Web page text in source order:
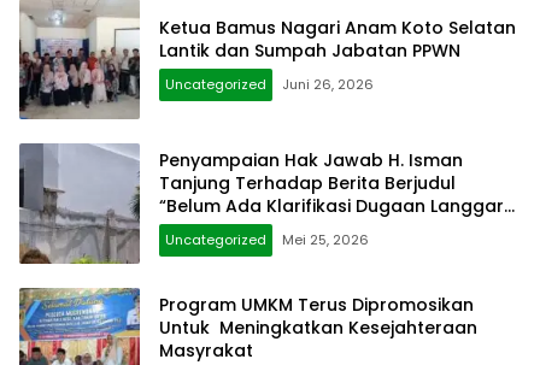
Ketua Bamus Nagari Anam Koto Selatan
Lantik dan Sumpah Jabatan PPWN
Uncategorized Juni 26, 2026
Penyampaian Hak Jawab H. Isman
Tanjung Terhadap Berita Berjudul
“Belum Ada Klarifikasi Dugaan Langgar
Hukum Dinding Gedung Diatas Pagar”
Uncategorized Mei 25, 2026
Program UMKM Terus Dipromosikan
Untuk Meningkatkan Kesejahteraan
Masyrakat